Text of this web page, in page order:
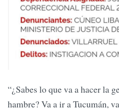
“¿Sabes lo que va a hacer la
hambre? Va a ir a Tucumán,